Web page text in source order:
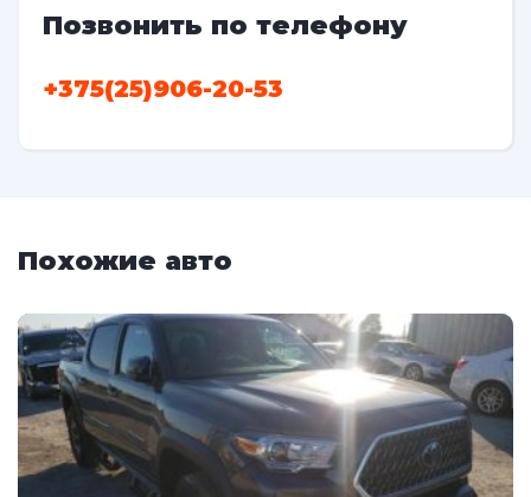
Позвонить по телефону
+375(25)906-20-53
Похожие авто